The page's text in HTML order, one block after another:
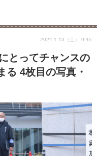
とってチャンスの
る 4枚目の写真・
2024.1.13（土） 9:45